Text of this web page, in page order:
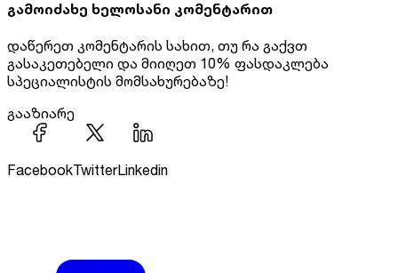
გამოიძახე ხელოსანი კომენტარით
დაწერეთ კომენტარის სახით, თუ რა გაქვთ
გასაკეთებელი და მიიღეთ 10% ფასდაკლება
სპეციალისტის მომსახურებაზე!
გააზიარე
FacebookTwitterLinkedin